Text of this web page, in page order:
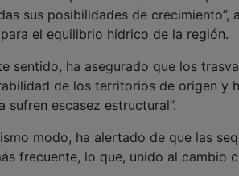
sus posibilidades de
el equilibrio hídrico de la región.
sentido, ha asegurado que los
de los territorios de origen y
sufren escasez estructural”.
modo, ha alertado de que las
frecuente, lo que, unido al cambio